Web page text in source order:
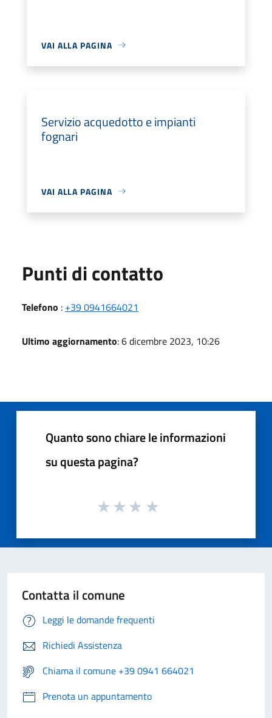
VAI ALLA PAGINA
Servizio acquedotto e impianti
fognari
VAI ALLA PAGINA
Punti di contatto
Telefono : +39 0941664021
Ultimo aggiornamento: 6 dicembre 2023, 10:26
Quanto sono chiare le informazioni
su questa pagina?
Contatta il comune
Leggi le domande frequenti
Richiedi Assistenza
Chiama il comune +39 0941 664021
Prenota un appuntamento